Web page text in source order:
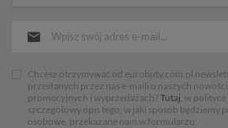
Chcesz otrzymywać od eurobuty.com.pl
przesłanych przez nas e-maili o naszych
promocyjnych i wyprzedażach? Tutaj, w
szczegółowy opis tego, w jaki sposób będziemy
osobowe, przekazane nam w formularzu.